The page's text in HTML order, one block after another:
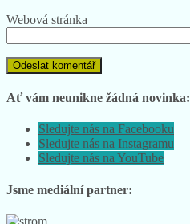
Webová stránka
Ať vám neunikne žádná novinka:
Sledujte nás na Facebooku
Sledujte nás na Instagramu
Sledujte nás na YouTube
Jsme mediální partner: